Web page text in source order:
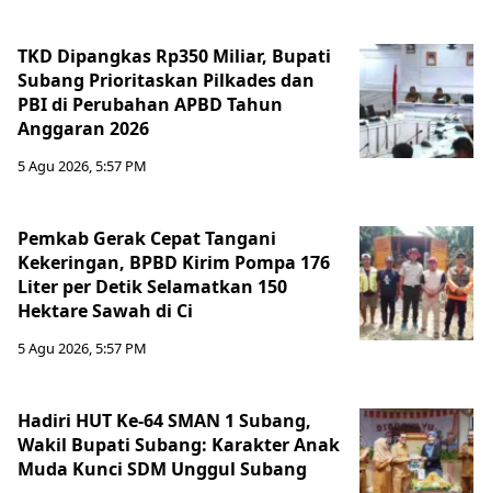
TKD Dipangkas Rp350 Miliar, Bupati
Subang Prioritaskan Pilkades dan
PBI di Perubahan APBD Tahun
Anggaran 2026
5 Agu 2026, 5:57 PM
Pemkab Gerak Cepat Tangani
Kekeringan, BPBD Kirim Pompa 176
Liter per Detik Selamatkan 150
Hektare Sawah di Ci
5 Agu 2026, 5:57 PM
Hadiri HUT Ke-64 SMAN 1 Subang,
Wakil Bupati Subang: Karakter Anak
Muda Kunci SDM Unggul Subang